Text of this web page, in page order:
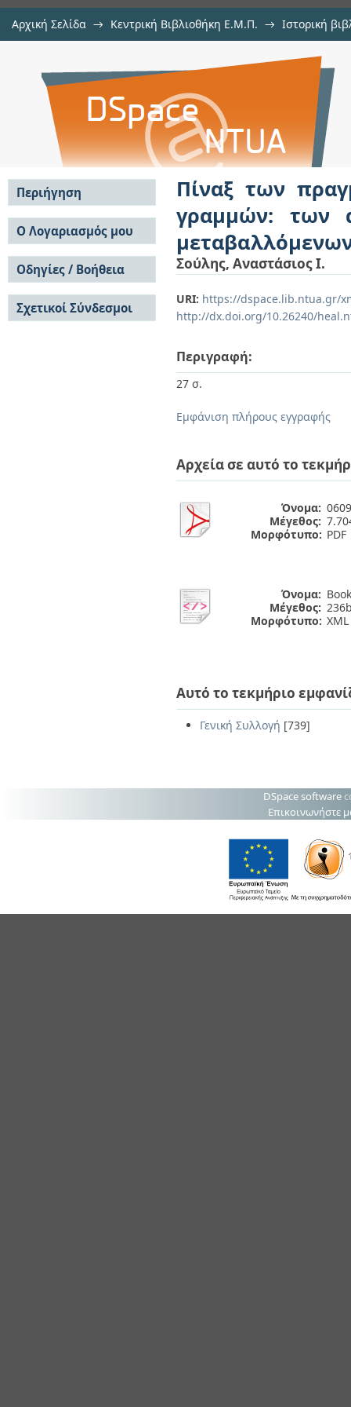
Αρχική Σελίδα → Κεντρική Βιβλιοθήκη Ε.Μ.Π. → Ιστορική
Πίναξ των πραγματικών τιμών
μέχρι 45 και απο 1' έως 1'
Πίναξ των
γραμμών: των
Σούλης, Αναστάσιος Ι.
URI: https://dspace.lib.ntua.gr/
http://dx.doi.org/10.26240/
Περιγραφή:
27 σ.
Εμφάνιση πλήρους εγγραφής
Αρχεία σε αυτό το
Όνομα:
Μέγεθος:
Μορφότυπο: PDF
Όνομα:
Μέγεθος:
Μορφότυπο: XML
Αυτό το τεκμήριο
Γενική Συλλογή [739]
Περιήγηση
Σε όλο το DSpace
Κοινότητες & Συλλογές
Ανά Ημερομηνία
Έκδοσης
Συγγραφείς
Τίτλοι
Θέματα
Ο Λογαριασμός μου
Σύνδεση
Εγγραφή
Οδηγίες / Βοήθεια
Οδηγίες Υποβολής
Οδηγίες Χρήσης ΙΑ
Συχνές Ερωτήσεις
Σχετικοί Σύνδεσμοι
DSpace software
Επικοινωνήστε